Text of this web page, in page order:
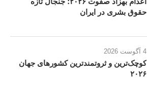
حقوق بشری در ایران
4 آگوست 2026
کوچک‌ترین و ثروتمندترین کشورهای جهان
۲۰۲۶